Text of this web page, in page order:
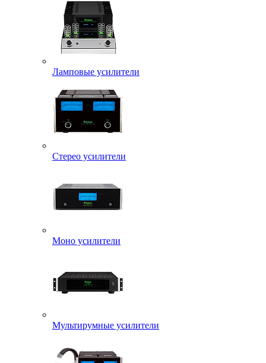
Ламповые усилители
Стерео усилители
Моно усилители
Мультирумные усилители